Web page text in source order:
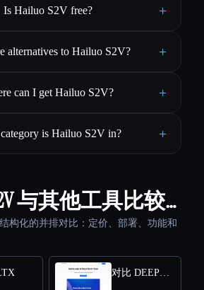
Is Hailuo S2V free? +
alternatives to Hailuo S2V? +
can I get Hailuo S2V? +
is Hailuo S2V in? +
与其他工具比较…
构化的并排对比：定价、部署、功能和
对比 DEEPBRAIN AI